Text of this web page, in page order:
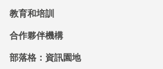
教育和培訓
合作夥伴機構
部落格：資訊園地